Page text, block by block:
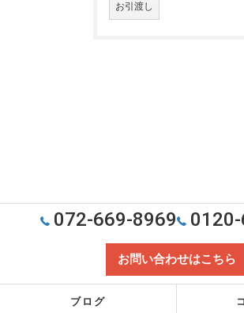
お引渡し
072-669-8969
お問い合わせはこちら
ブログ